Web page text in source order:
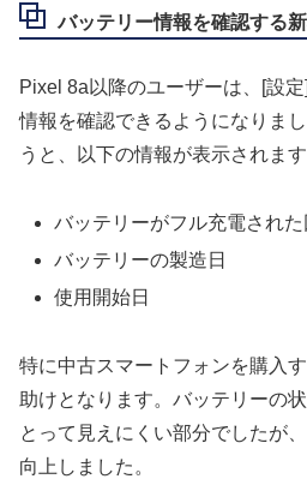
バッテリー情報を確認する
Pixel 8a以降のユーザーは、[設
情報を確認できるようになりま
うと、以下の情報が表示されます
バッテリーがフル充電された
バッテリーの製造日
使用開始日
特に中古スマートフォンを購入
助けとなります。バッテリーの
とって見えにくい部分でしたが
向上しました。